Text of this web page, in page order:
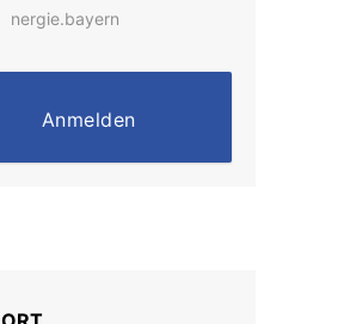
nergie.bayern
Anmelden